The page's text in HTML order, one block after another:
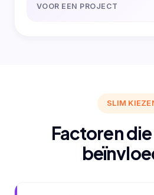
VOOR EEN PROJECT
SLIM
Factoren